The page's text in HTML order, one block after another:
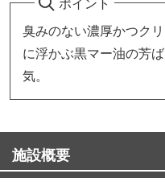
臭みのない濃厚かつク
に浮かぶ黒マー油の芳
気。
施設概要